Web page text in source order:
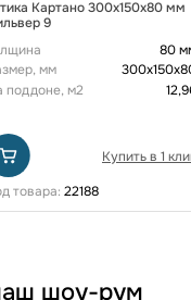
Картано 300х150х80 мм
9
80
мм
поддоне, м2
Купить в 1
товара: 22188
шоу-рум